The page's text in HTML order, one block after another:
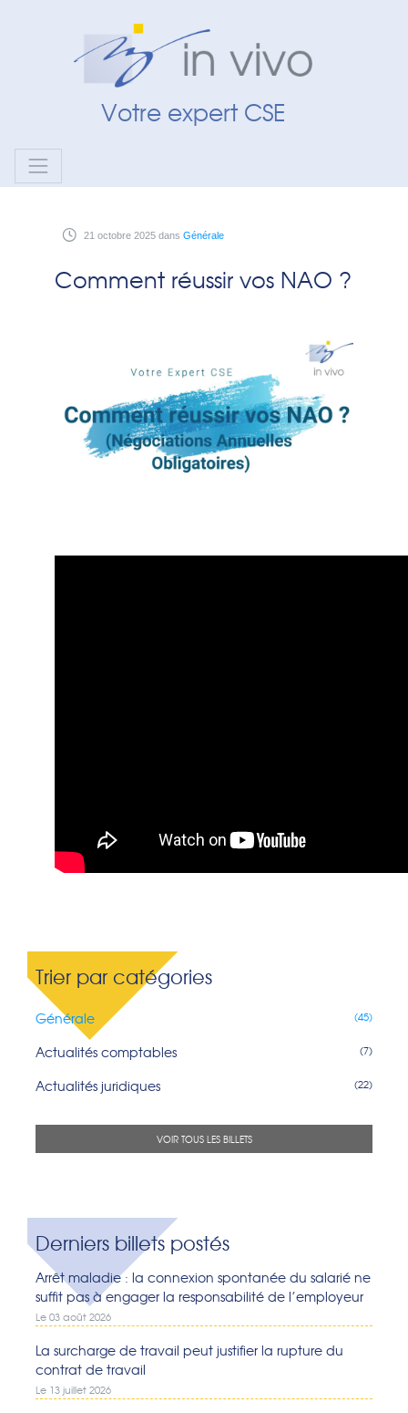
Votre expert CSE
21 octobre 2025 dans Générale
Comment réussir vos NAO ?
Derniers billets postés
Arrêt maladie : la connexion spontanée du salarié ne
suffit pas à engager la responsabilité de l’employeur
Le 03 août 2026
La surcharge de travail peut justifier la rupture du
contrat de travail
Le 13 juillet 2026
Trier par catégories
Générale (45)
Actualités comptables (7)
Actualités juridiques (22)
VOIR TOUS LES BILLETS